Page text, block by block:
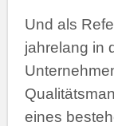
Und als
jahrelang in
eines